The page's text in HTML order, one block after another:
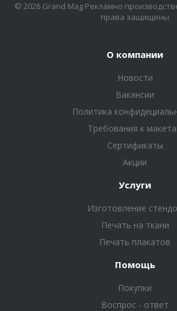
© 2026 Grand Mag Рекламно
права защищены
О компании
Новости
Вакансии
Политика
Требования к
Сертификаты
Акции
Услуги
Изготовление
Печать на ткани
Печать плакатов
Помощь
Покупки
Воспрос - ответ